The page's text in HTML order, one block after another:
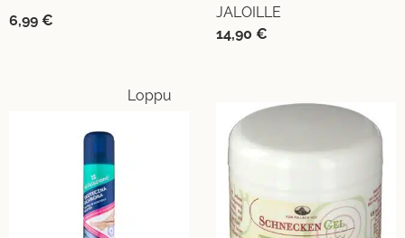
6,99 €
JALOILLE
14,90 €
Loppu